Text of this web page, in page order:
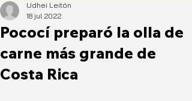
Pococí preparó la olla de
carne más grande de
Costa Rica
Udhei Leitón
18 jul 2022